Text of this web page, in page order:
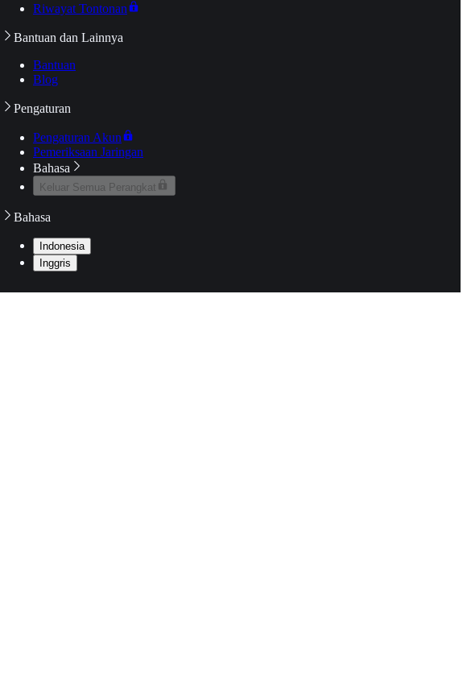
Riwayat Tontonan
Bantuan dan Lainnya
Bantuan
Blog
Pengaturan
Pengaturan Akun
Pemeriksaan Jaringan
Bahasa
Keluar Semua Perangkat
Bahasa
Indonesia
Inggris